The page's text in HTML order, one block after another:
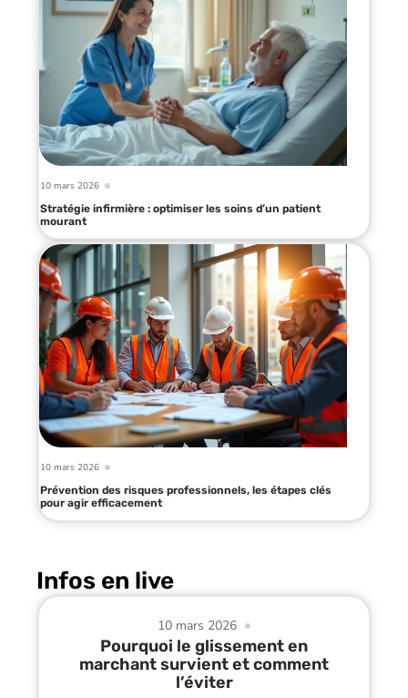
10 mars 2026
Stratégie infirmière : optimiser les soins d’un patient
mourant
10 mars 2026
Prévention des risques professionnels, les étapes clés
pour agir efficacement
Infos en live
10 mars 2026
Pourquoi le glissement en
marchant survient et comment
l’éviter